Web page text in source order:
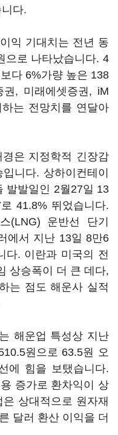
다.
익 기대치는 전년 동
으로 나타났습니다. 4
다 6%가량 높은 138
권, 미래에셋증권, iM
는 전망치를 연달아
은 지정학적 긴장감
니다. 상하이컨테이
발발일인 2월27일 13
41.8% 뛰었습니다.
(LNG) 운반선 단기
에서 지난 13일 8만6
다. 이란과 미국의 전
상승폭이 더 큰 데다,
는 점도 해운사 실적
해운업 특성상 지난
원으로 63.5원 오
에 힘을 보탰습니다.
증가로 환차익이 상
상대적으로 원자재
달러 환산 이익을 더